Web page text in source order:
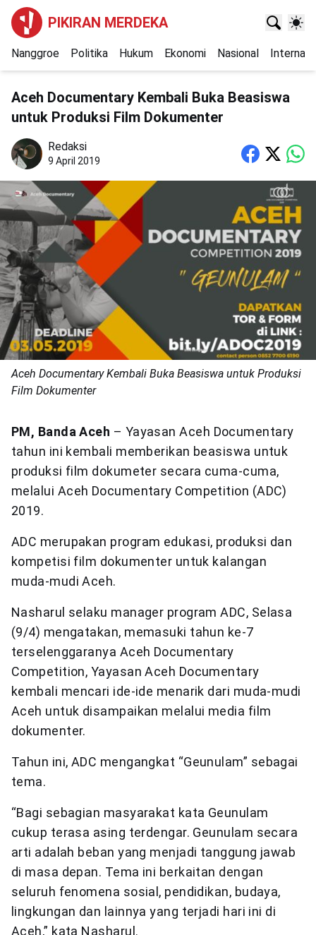
PIKIRAN MERDEKA
Nanggroe Politika Hukum Ekonomi Nasional
Aceh Documentary Kembali Buka Beasiswa
untuk Produksi Film Dokumenter
Redaksi
9 April 2019
Aceh Documentary Kembali Buka Beasiswa untuk Produksi
Film Dokumenter
PM, Banda Aceh – Yayasan Aceh Documentary
tahun ini kembali memberikan beasiswa untuk
produksi film dokumeter secara cuma-cuma,
melalui Aceh Documentary Competition (ADC)
2019.
ADC merupakan program edukasi, produksi dan
kompetisi film dokumenter untuk kalangan
muda-mudi Aceh.
Nasharul selaku manager program ADC, Selasa
(9/4) mengatakan, memasuki tahun ke-7
terselenggaranya Aceh Documentary
Competition, Yayasan Aceh Documentary
kembali mencari ide-ide menarik dari muda-mudi
Aceh untuk disampaikan melalui media film
dokumenter.
Tahun ini, ADC mengangkat “Geunulam” sebagai
tema.
“Bagi sebagian masyarakat kata Geunulam
cukup terasa asing terdengar. Geunulam secara
arti adalah beban yang menjadi tanggung jawab
di masa depan. Tema ini berkaitan dengan
seluruh fenomena sosial, pendidikan, budaya,
lingkungan dan lainnya yang terjadi hari ini di
Aceh,” kata Nasharul.